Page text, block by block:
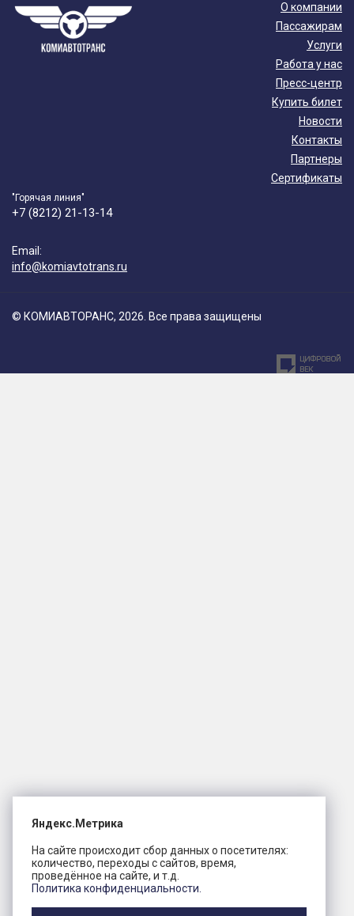
О компании
Пассажирам
Услуги
Работа у нас
Пресс-центр
Купить билет
Новости
Контакты
Партнеры
Сертификаты
"Горячая линия"
+7 (8212) 21-13-14
Email:
info@komiavtotrans.ru
© КОМИАВТОРАНС, 2026. Все права защищены
Яндекс.Метрика
На сайте происходит сбор данных о посетителях:
количество, переходы с сайтов, время,
проведённое на сайте, и т.д.
Политика конфиденциальности.